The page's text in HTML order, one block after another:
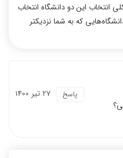
انتخاب این دو دانشگاه انتخاب
که به شما نزدیکتر
27 تیر 1400 پاسخ